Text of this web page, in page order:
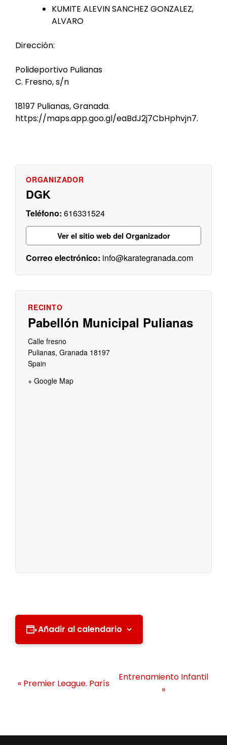
KUMITE ALEVIN SANCHEZ GONZALEZ,
ALVARO
Dirección:
Polideportivo Pulianas
C. Fresno, s/n
18197 Pulianas, Granada.
https://maps.app.goo.gl/eaBdJ2j7CbHphvjn7.
DGK
616331524
Ver el sitio web del Organizador
info@karategranada.com
Pabellón Municipal Pulianas
Calle fresno
Pulianas, Granada 18197
Spain
+ Google Map
Añadir al calendario
a
« Premier League. París
Entrenamiento Infantil
»